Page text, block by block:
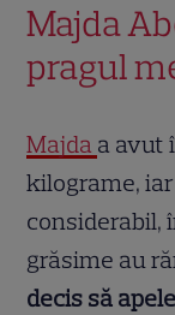
Majda
pragul
Majda a avut
kilograme,
considerabil,
grăsime au
decis să